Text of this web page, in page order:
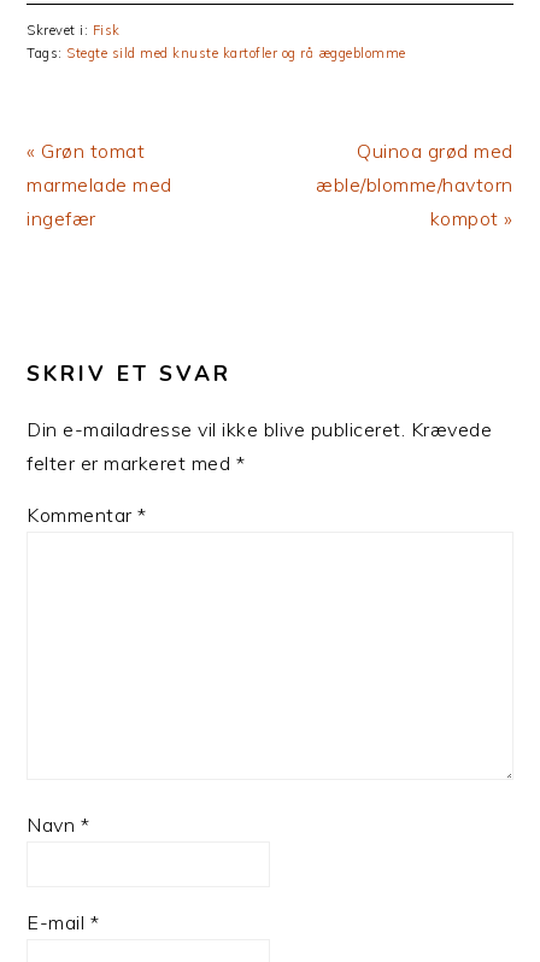
Skrevet i: Fisk
Tags: Stegte sild med knuste kartofler og rå æggeblomme
Previous
Post:
« Grøn tomat
marmelade med
ingefær
Next
Post:
Quinoa grød med
æble/blomme/havtorn
kompot »
SKRIV ET SVAR
Din e-mailadresse vil ikke blive publiceret. Krævede
felter er markeret med *
Kommentar*
Navn *
E-mail *